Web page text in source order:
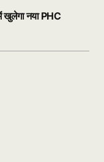
खुलेगा नया PHC